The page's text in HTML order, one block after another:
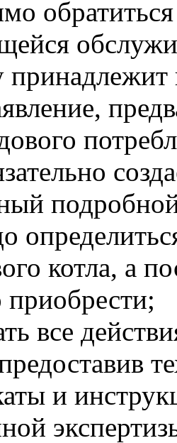
принадлежит
котла, а
приобрести;
все
и